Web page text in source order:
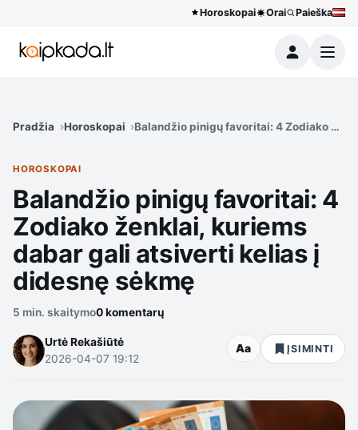
Horoskopai Orai Paieška
Meniu
Pradžia Horoskopai Balandžio pinigų favoritai: 4 Zodiako
HOROSKOPAI
Balandžio pinigų favoritai: 4
Zodiako ženklai, kuriems
dabar gali atsiverti kelias į
didesnę sėkmę
5 min. skaitymo0 komentarų
Urtė Rekašiūtė
2026-04-07 19:12
Aa ĮSIMINTI